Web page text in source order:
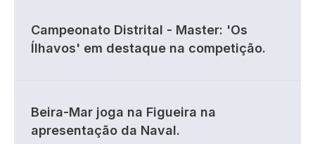
Campeonato Distrital - Master: 'Os
Ílhavos' em destaque na competição.
Beira-Mar joga na Figueira na
apresentação da Naval.